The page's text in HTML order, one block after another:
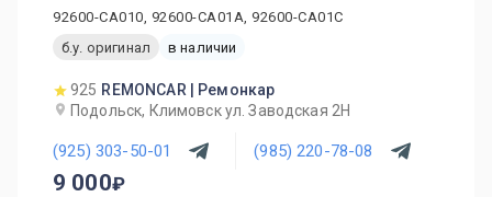
92600-CA010, 92600-CA01A, 92600-CA01C
б.у. оригинал
в наличии
925 REMONCAR | Ремонкар
Подольск, Климовск ул. Заводская 2Н
(925) 303-50-01 (985) 220-78-08
9 000